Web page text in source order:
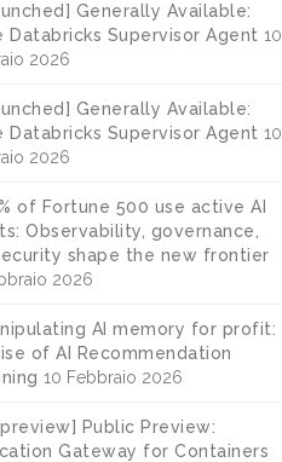
Generally Available:
Databricks Supervisor Agent 10
2026
Generally Available:
Databricks Supervisor Agent 10
2026
of Fortune 500 use active AI
Observability, governance,
shape the new frontier
2026
AI memory for profit:
of AI Recommendation
10 Febbraio 2026
preview] Public Preview:
Gateway for Containers